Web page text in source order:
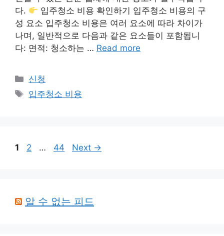
다.
입주청소 비용 확인하기 입주청소 비용의 구
성 요소 입주청소 비용은 여러 요소에 따라 차이가
나며, 일반적으로 다음과 같은 요소들이 포함됩니
다: 면적: 청소하는 … Read more
Categories
신청
Tags
입주청소 비용
Page
1 Page
2 … Page
44 Next →
알 수 없는 피드